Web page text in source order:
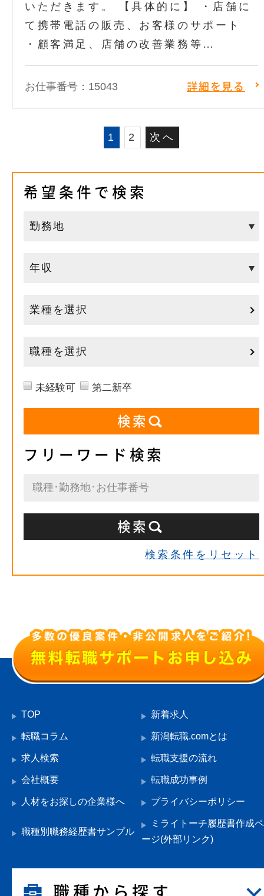
いただきます。 【具体的に】 ・店舗に
て携帯電話の販売、お客様のサポート
・顧客満足、店舗の改善業務等…
お仕事番号：15043 詳細を見る
1 2 次へ
希望条件で検索
業種を選択
職種を選択
未経験可 第二新卒
フリーワード検索
検索条件をリセット
TOP 新着求人
転職コラム 新潟転職.comとは
求人検索 転職支援の流れ
会社概要 転職成功事例
人材をお探しの企業様へ プライバシーポリシー
職種別職務経歴書サンプル
ミライトーチ履歴書作成ペ
ージ(外部リンク)
職種から探す